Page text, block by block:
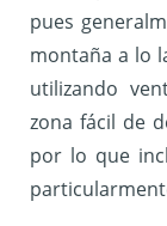
pues
montaña a lo
utilizando
zona fácil de
por lo que